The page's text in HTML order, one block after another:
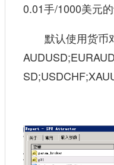
0.01手/1000美元的
默认使用货币